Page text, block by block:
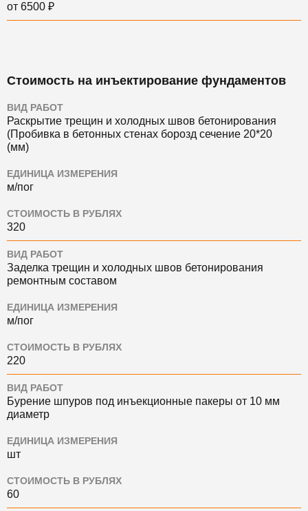
от 6500 ₽
Стоимость на инъектирование фундаментов
ВИД РАБОТ
Раскрытие трещин и холодных швов бетонирования
(Пробивка в бетонных стенах борозд сечение 20*20
(мм)
ЕДИНИЦА ИЗМЕРЕНИЯ
м/пог
СТОИМОСТЬ В РУБЛЯХ
320
ВИД РАБОТ
Заделка трещин и холодных швов бетонирования
ремонтным составом
ЕДИНИЦА ИЗМЕРЕНИЯ
м/пог
СТОИМОСТЬ В РУБЛЯХ
220
ВИД РАБОТ
Бурение шпуров под инъекционные пакеры от 10 мм
диаметр
ЕДИНИЦА ИЗМЕРЕНИЯ
шт
СТОИМОСТЬ В РУБЛЯХ
60